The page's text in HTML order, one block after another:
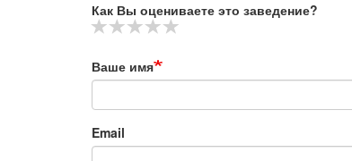
Как Вы оцениваете это заведение?
Ваше имя
Email